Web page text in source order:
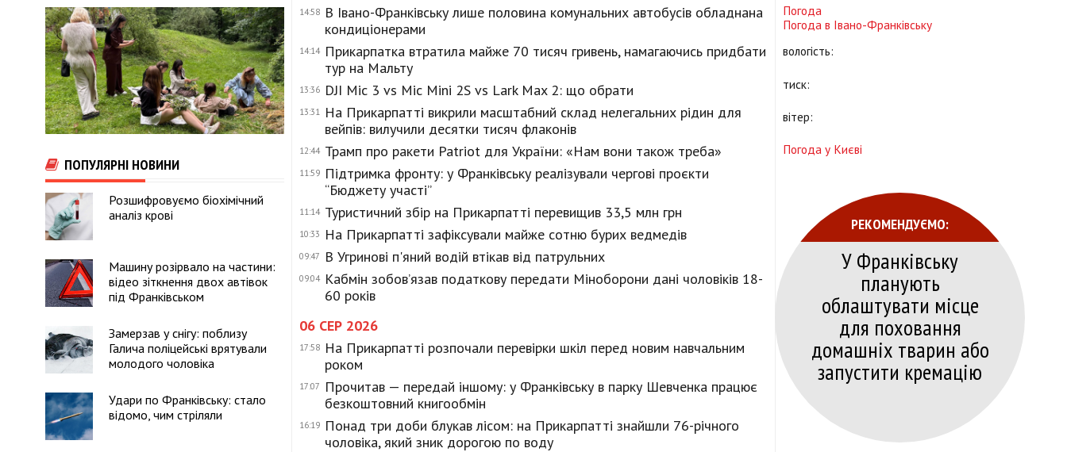
ПОПУЛЯРНІ НОВИНИ
Розшифровуємо біохімічний
аналіз крові
Машину розірвало на частини:
відео зіткнення двох автівок
під Франківськом
Замерзав у снігу: поблизу
Галича поліцейські врятували
молодого чоловіка
Удари по Франківську: стало
відомо, чим стріляли
14:58 В Івано-Франківську лише половина комунальних автобусів обладнана
кондиціонерами
14:14 Прикарпатка втратила майже 70 тисяч гривень, намагаючись придбати
тур на Мальту
13:36 DJI Mic 3 vs Mic Mini 2S vs Lark Max 2: що обрати
13:31 На Прикарпатті викрили масштабний склад нелегальних рідин для
вейпів: вилучили десятки тисяч флаконів
12:44 Трамп про ракети Patriot для України: «Нам вони також треба»
11:59 Підтримка фронту: у Франківську реалізували чергові проєкти
“Бюджету участі”
11:14 Туристичний збір на Прикарпатті перевищив 33,5 млн грн
10:33 На Прикарпатті зафіксували майже сотню бурих ведмедів
09:47 В Угринові п'яний водій втікав від патрульних
09:04 Кабмін зобовʼязав податкову передати Міноборони дані чоловіків 18-
60 років
06 СЕР 2026
17:58 На Прикарпатті розпочали перевірки шкіл перед новим навчальним
роком
17:07
Прочитав — передай іншому: у Франківську в парку Шевченка працює
безкоштовний книгообмін
16:19 Понад три доби блукав лісом: на Прикарпатті знайшли 76-річного
чоловіка, який зник дорогою по воду
Погода
Погода в Івано-Франківську
вологість:
тиск:
вітер:
Погода у Києві
РЕКОМЕНДУЄМО:
У Франківську
планують
облаштувати місце
для поховання
домашніх тварин або
запустити кремацію